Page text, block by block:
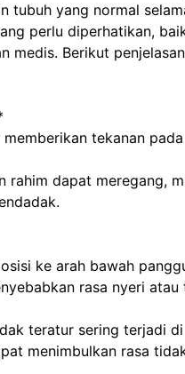
tubuh yang normal
perlu diperhatikan,
medis. Berikut
rasa nyeri atau
teratur sering terjadi
menimbulkan rasa